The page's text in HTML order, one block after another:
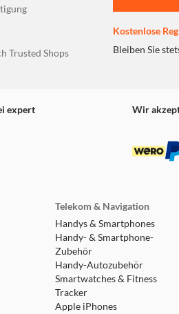
Trusted Shops
Kostenlose
Bleiben Sie
expert Wir
Telekom & Navigation
Handys & Smartphones
Handy- & Smartphone-
Zubehör
Handy-Autozubehör
Smartwatches & Fitness
Tracker
Apple iPhones